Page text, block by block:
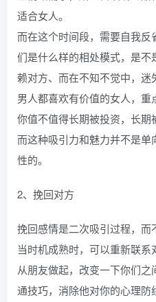
适合女人。
而在这个时间段，需要自我
们是什么样的相处模式，是
赖对方、而在不知不觉中，迷
男人都喜欢有价值的女人，
你值不值得长期被投资，长期
而这种吸引力和魅力并不是
性的。
2、挽回对方
挽回感情是二次吸引过程，而
当时机成熟时，可以重新联系
从朋友做起，改变一下你们
通技巧，消除他对你的心理